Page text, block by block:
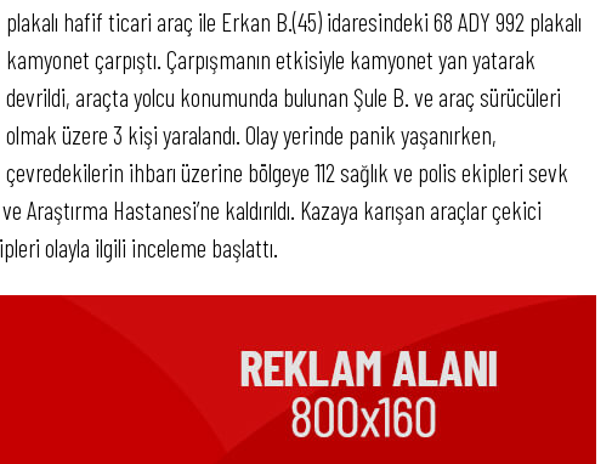
plakalı hafif ticari araç ile Erkan B.(45) idaresindeki 68 ADY 992 plakalı
kamyonet çarpıştı. Çarpışmanın etkisiyle kamyonet yan yatarak
devrildi, araçta yolcu konumunda bulunan Şule B. ve araç sürücüleri
olmak üzere 3 kişi yaralandı. Olay yerinde panik yaşanırken,
çevredekilerin ihbarı üzerine bölgeye 112 sağlık ve polis ekipleri sevk
Araştırma Hastanesi’ne kaldırıldı. Kazaya karışan araçlar çekici
olayla ilgili inceleme başlattı.